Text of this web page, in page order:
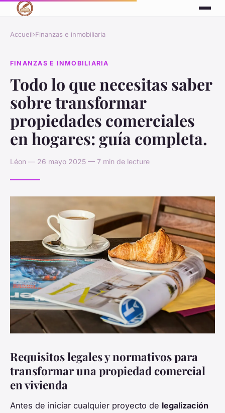
Accueil›Finanzas e inmobiliaria
FINANZAS E INMOBILIARIA
Todo lo que necesitas saber
sobre transformar
propiedades comerciales
en hogares: guía completa.
Léon — 26 mayo 2025 — 7 min de lecture
Requisitos legales y normativos para
transformar una propiedad comercial
en vivienda
Antes de iniciar cualquier proyecto de legalización